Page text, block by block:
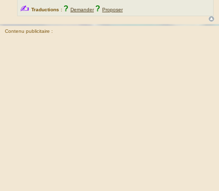
✍ Traductions : ? Demander ? Proposer
Contenu publicitaire :